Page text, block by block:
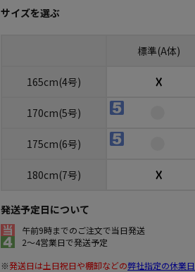
サイズを選ぶ
標準(A体)
165cm(4号) ☓
170cm(5号)
175cm(6号)
180cm(7号) ☓
発送予定日について
午前9時までのご注文で当日発送
2～4営業日で発送予定
※発送日は土日祝日や棚卸などの弊社指定の休業日